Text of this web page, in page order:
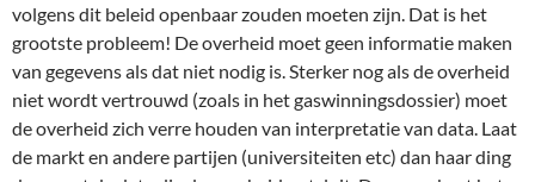
volgens dit beleid openbaar zouden moeten zijn. Dat is het
grootste probleem! De overheid moet geen informatie maken
van gegevens als dat niet nodig is. Sterker nog als de overheid
niet wordt vertrouwd (zoals in het gaswinningsdossier) moet
de overheid zich verre houden van interpretatie van data. Laat
de markt en andere partijen (universiteiten etc) dan haar ding